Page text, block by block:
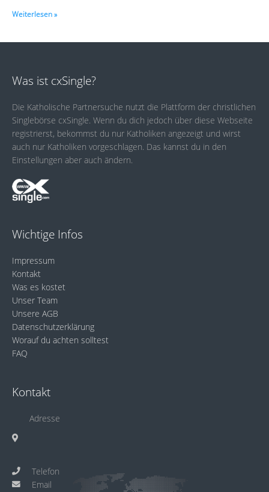
Weiterlesen »
Was ist cxSingle?
Die Katholische Partnersuche nutzt die Plattform der christlichen
Singlebörse cxSingle. Wenn du dich jedoch über diese Webseite
registrierst, bekommst du nur Katholiken angezeigt und wirst
auch nur Katholiken vorgeschlagen. Das kannst du in den
Einstellungen aber auch ändern.
Wichtige Infos
Impressum
Kontakt
Was es kostet
Unser Team
Unsere AGB
Datenschutzerklärung
Worauf du achten solltest
FAQ
Kontakt
Adresse
Telefon
Email